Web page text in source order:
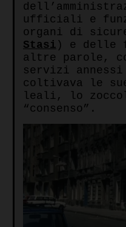
ufficiali e
organi di
Stasi ) e delle
altre parole,
servizi
coltivava le
leali, lo
“consenso”.